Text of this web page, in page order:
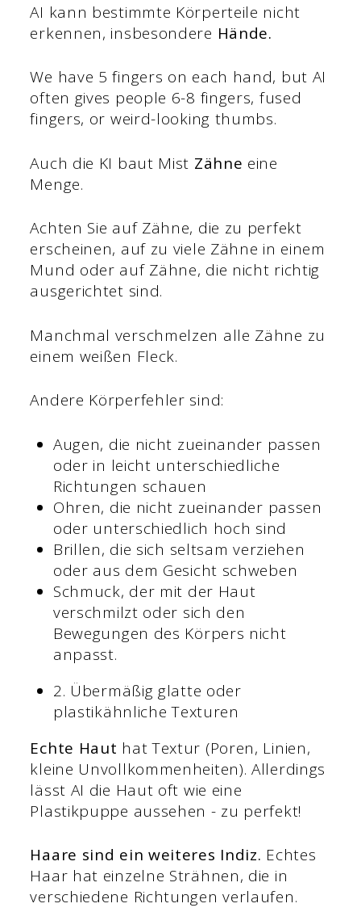
AI kann bestimmte Körperteile nicht
erkennen, insbesondere Hände.
We have 5 fingers on each hand, but AI
often gives people 6-8 fingers, fused
fingers, or weird-looking thumbs.
Auch die KI baut Mist Zähne eine
Menge.
Achten Sie auf Zähne, die zu perfekt
erscheinen, auf zu viele Zähne in einem
Mund oder auf Zähne, die nicht richtig
ausgerichtet sind.
Manchmal verschmelzen alle Zähne zu
einem weißen Fleck.
Andere Körperfehler sind:
Augen, die nicht zueinander passen
oder in leicht unterschiedliche
Richtungen schauen
Ohren, die nicht zueinander passen
oder unterschiedlich hoch sind
Brillen, die sich seltsam verziehen
oder aus dem Gesicht schweben
Schmuck, der mit der Haut
verschmilzt oder sich den
Bewegungen des Körpers nicht
anpasst.
2. Übermäßig glatte oder
plastikähnliche Texturen
Echte Haut hat Textur (Poren, Linien,
kleine Unvollkommenheiten). Allerdings
lässt AI die Haut oft wie eine
Plastikpuppe aussehen - zu perfekt!
Haare sind ein weiteres Indiz. Echtes
Haar hat einzelne Strähnen, die in
verschiedene Richtungen verlaufen.